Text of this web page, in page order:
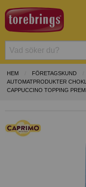
HEM FÖRETAGSKUND
AUTOMATPRODUKTER
CAPPUCCINO TOPPING